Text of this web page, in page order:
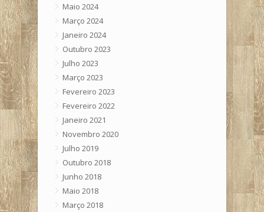
Maio 2024
Março 2024
Janeiro 2024
Outubro 2023
Julho 2023
Março 2023
Fevereiro 2023
Fevereiro 2022
Janeiro 2021
Novembro 2020
Julho 2019
Outubro 2018
Junho 2018
Maio 2018
Março 2018